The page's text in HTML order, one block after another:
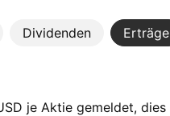
Dividenden Erträge
je Aktie gemeldet, dies